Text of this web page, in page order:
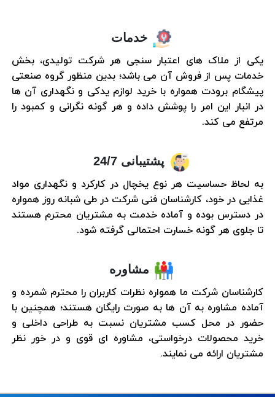
خدمات
یکی از ملاک های اعتبار سنجی هر شرکت تولیدی، بخش
خدمات پس از فروش آن می باشد؛ بدین منظور گروه صنعتی
پیشگام برودت همواره با خرید لوازم یدکی و نگهداری آن ها
در انبار این امر را پوشش داده و هر گونه نگرانی و کمبود را
مرتفع می کند.
پشتیبانی 24/7
به لحاظ حساسیت هر نوع یخچال در کارکرد و نگهداری مواد
غذایی در خود، کارشناسان فنی شرکت در طی شبانه روز همواره
در دسترس بوده و آماده خدمت به مشتریان محترم هستند
تا جلوی هر گونه خسارت احتمالی گرفته شود.
مشاوره
کارشناسان شرکت ما همواره نظرات کاربران را محترم شمرده و
آماده مشاوره به آن ها به صورت رایگان هستند؛ همچنین با
حضور در محل کسب مشتریان نسبت به طراحی داخلی و
خرید محصولات درخواستی، مشاوره ای قوی و در خور نظر
مشتریان ارائه می نمایند.